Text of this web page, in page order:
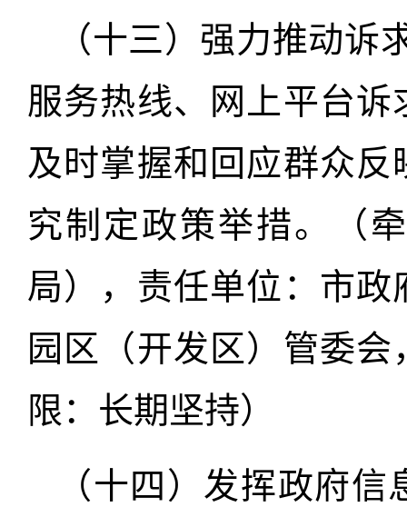
（十三）强力推动诉
服务热线、网上平台
及时掌握和回应群众
究制定政策举措。（
局），责任单位：市
园区（开发区）管委
限：长期坚持）
（十四）发挥政府